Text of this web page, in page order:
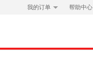
我的订单 帮助中心